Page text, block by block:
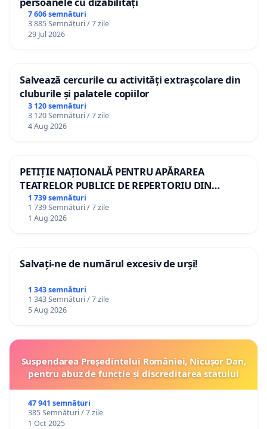
7 606 semnături
3 885 Semnături / 7 zile
29 Jul 2026
Salvează cercurile cu activități extrașcolare din
cluburile și palatele copiilor
3 120 semnături
3 120 Semnături / 7 zile
4 Aug 2026
PETIȚIE NAȚIONALĂ PENTRU APĂRAREA
TEATRELOR PUBLICE DE REPERTORIU DIN
ROMÂNIA
1 739 semnături
1 739 Semnături / 7 zile
1 Aug 2026
Salvați-ne de numărul excesiv de urși!
1 343 semnături
1 343 Semnături / 7 zile
5 Aug 2026
Suspendarea Președintelui României, Nicușor Dan,
pentru abuz de funcție și discreditarea statului
47 941 semnături
385 Semnături / 7 zile
1 Oct 2025